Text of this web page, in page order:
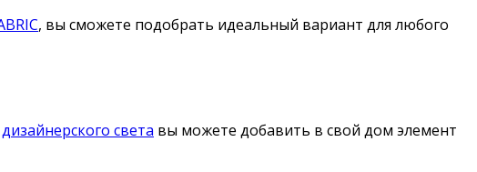
, вы сможете подобрать идеальный вариант для любого
дизайнерского света вы можете добавить в свой дом элемент